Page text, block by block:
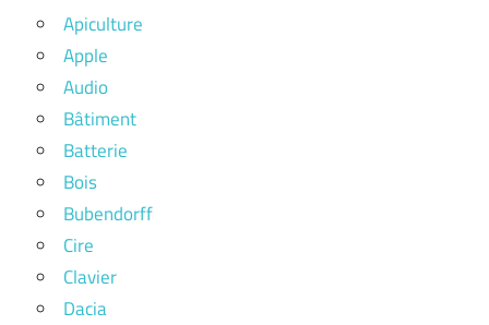
Apiculture
Apple
Audio
Bâtiment
Batterie
Bois
Bubendorff
Cire
Clavier
Dacia